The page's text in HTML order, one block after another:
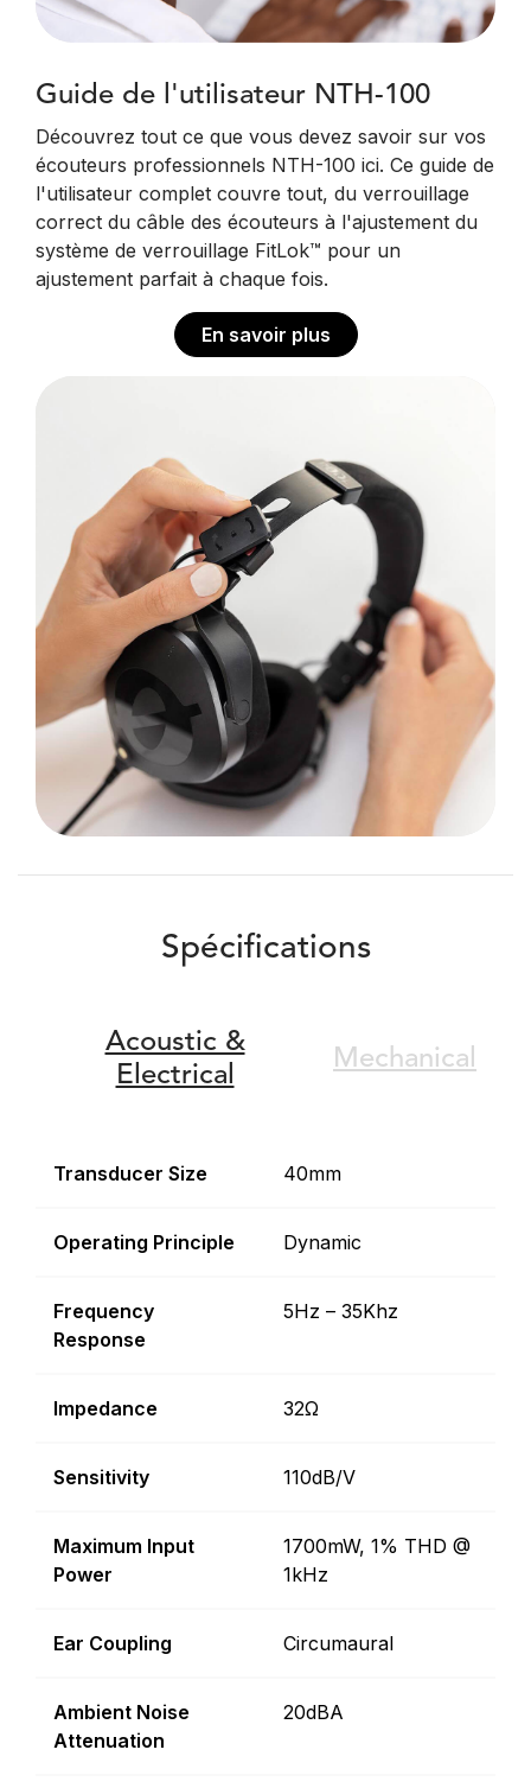
Guide de l'utilisateur NTH-100
Découvrez tout ce que vous devez savoir sur vos
écouteurs professionnels NTH-100 ici. Ce guide de
l'utilisateur complet couvre tout, du verrouillage
correct du câble des écouteurs à l'ajustement du
système de verrouillage FitLok™️ pour un
ajustement parfait à chaque fois.
En savoir plus
Spécifications
Acoustic &
Electrical
Mechanical
Transducer Size 40mm
Operating Principle Dynamic
Frequency
Response
5Hz – 35Khz
Impedance 32Ω
Sensitivity 110dB/V
Maximum Input
Power
1700mW, 1% THD @
1kHz
Ear Coupling Circumaural
Ambient Noise
Attenuation
20dBA